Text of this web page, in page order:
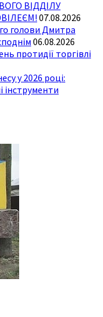
ВІДДІЛУ
07.08.2026
голови Дмитра
06.08.2026
протидії торгівлі
у 2026 році:
інструменти